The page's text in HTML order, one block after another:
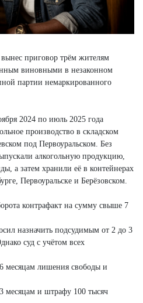
вынес приговор трём жителям
виновными в незаконном
партии немаркированного
2024 по июль 2025 года
производство в складском
под Первоуральском. Без
алкогольную продукцию,
а затем хранили её в контейнерах
Первоуральске и Берёзовском.
контрафакт на сумму свыше 7
назначить подсудимым от 2 до 3
суд с учётом всех
месяцам лишения свободы и
месяцам и штрафу 100 тысяч